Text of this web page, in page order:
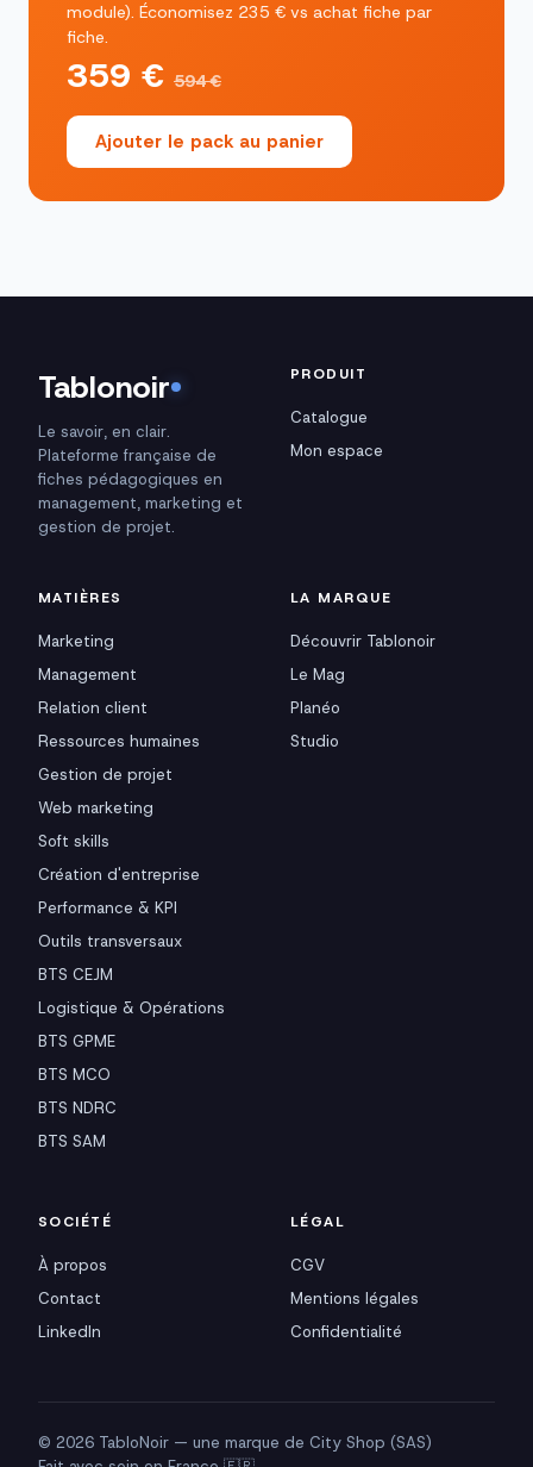
module). Économisez 235 € vs achat fiche par
fiche.
359 € 594 €
Ajouter le pack au panier
Tablonoir
Le savoir, en clair.
Plateforme française de
fiches pédagogiques en
management, marketing et
gestion de projet.
PRODUIT
Catalogue
Mon espace
MATIÈRES
Marketing
Management
Relation client
Ressources humaines
Gestion de projet
Web marketing
Soft skills
Création d'entreprise
Performance & KPI
Outils transversaux
BTS CEJM
Logistique & Opérations
BTS GPME
BTS MCO
BTS NDRC
BTS SAM
LA MARQUE
Découvrir Tablonoir
Le Mag
Planéo
Studio
SOCIÉTÉ
À propos
Contact
LinkedIn
LÉGAL
CGV
Mentions légales
Confidentialité
© 2026 TabloNoir — une marque de City Shop (SAS)